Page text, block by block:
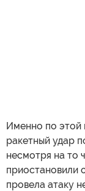
Именно по этой
ракетный удар
несмотря на то
приостановили
провела атаку